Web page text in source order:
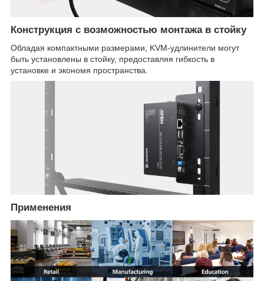
Конструкция с возможностью монтажа в стойку
Обладая компактными размерами, KVM-удлинители могут
быть установлены в стойку, предоставляя гибкость в
установке и экономя пространства.
Применения